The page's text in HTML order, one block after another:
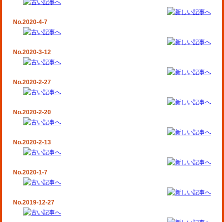
No.2020-4-7
No.2020-3-12
No.2020-2-27
No.2020-2-20
No.2020-2-13
No.2020-1-7
No.2019-12-27